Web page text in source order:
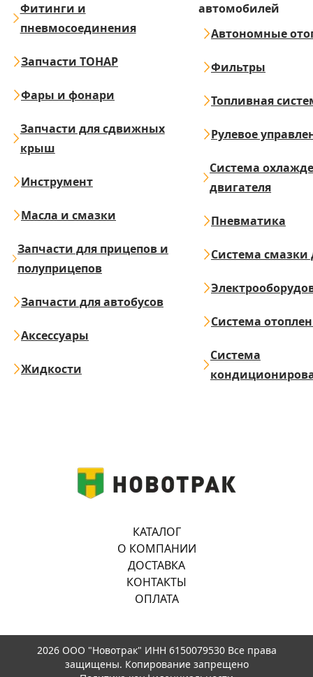
Фитинги и
пневмосоединения
Запчасти ТОНАР
Фары и фонари
Запчасти для сдвижных
крыш
Инструмент
Масла и смазки
Запчасти для прицепов и
полуприцепов
Запчасти для автобусов
Аксессуары
Жидкости
автомобилей
Автономные
Фильтры
Топливная
Рулевое
Система
двигателя
Пневматика
Система смазки
Система
Система
КАТАЛОГ
О КОМПАНИИ
ДОСТАВКА
КОНТАКТЫ
ОПЛАТА
2026 ООО "Новотрак" ИНН 6150079530 Все права
защищены. Копирование запрещено